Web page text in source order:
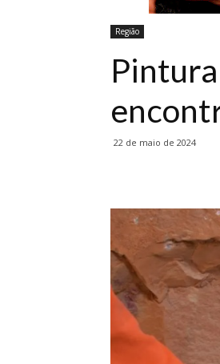
Região
22 de maio de 2024